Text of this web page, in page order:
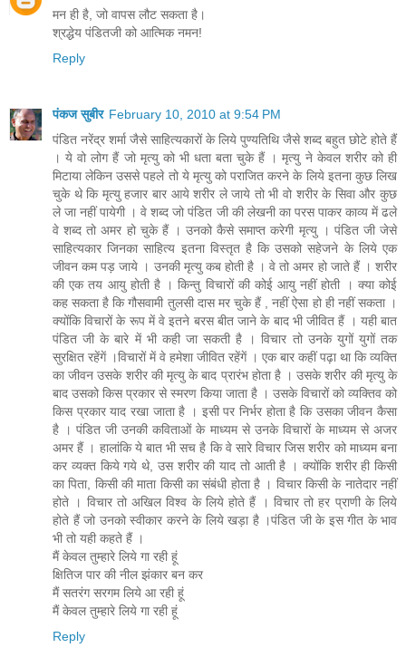
मन ही है, जो वापस लौट सकता है।
श्रद्धेय पंडितजी को आत्मिक नमन!
Reply
पंकज सुबीर February 10, 2010 at 9:54 PM
पंडित नरेंद्र शर्मा जैसे साहित्‍यकारों के लिये पुण्‍यतिथि जैसे शब्‍द बहुत छोटे होते हैं
। ये वो लोग हैं जो मृत्‍यु को भी धता बता चुके हैं । मृत्‍यु ने केवल शरीर को ही
मिटाया लेकिन उससे पहले तो ये मृत्‍यु को पराजित करने के लिये इतना कुछ लिख
चुके थे कि मृत्‍यु हजार बार आये शरीर ले जाये तो भी वो शरीर के सिवा और कुछ
ले जा नहीं पायेगी । वे शब्‍द जो पंडित जी की लेखनी का परस पाकर काव्‍य में ढले
वे शब्‍द तो अमर हो चुके हैं । उनको कैसे समाप्‍त करेगी मृत्‍यु । पंडित जी जेसे
साहित्‍यकार जिनका साहित्‍य इतना विस्‍तृत है कि उसको सहेजने के लिये एक
जीवन कम पड़ जाये । उनकी मृत्‍यु कब होती है । वे तो अमर हो जाते हैं । शरीर
की एक तय आयु होती है । किन्‍तु विचारों की कोई आयु नहीं होती । क्‍या कोई
कह सकता है कि गौसवामी तुलसी दास मर चुके हैं , नहीं ऐसा हो ही नहीं सकता ।
क्‍योंकि विचारों के रूप में वे इतने बरस बीत जाने के बाद भी जीवित हैं । यही बात
पंडित जी के बारे में भी कही जा सकती है । विचार तो उनके युगों युगों तक
सुरक्षित रहेंगें ।विचारों में वे हमेशा जीवित रहेंगें । एक बार कहीं पढ़ा था कि व्‍यक्ति
का जीवन उसके शरीर की मृत्‍यु के बाद प्रारंभ होता है । उसके शरीर की मृत्‍यु के
बाद उसको किस प्रकार से स्‍मरण किया जाता है । उसके विचारों को व्‍यक्तिव को
किस प्रकार याद रखा जाता है । इसी पर निर्भर होता है कि उसका जीवन कैसा
है । पंडित जी उनकी कविताओं के माध्‍यम से उनके विचारों के माध्‍यम से अजर
अमर हैं । हालांकि ये बात भी सच है कि वे सारे विचार जिस शरीर को माध्‍यम बना
कर व्‍यक्‍त किये गये थे, उस शरीर की याद तो आती है । क्‍योंकि शरीर ही किसी
का पिता, किसी की माता किसी का संबंधी होता है । विचार किसी के नातेदार नहीं
होते । विचार तो अखिल विश्‍व के लिये होते हैं । विचार तो हर प्राणी के लिये
होते हैं जो उनको स्‍वीकार करने के लिये खड़ा है ।पंडित जी के इस गीत के भाव
भी तो यही कहते हैं ।
मैं केवल तुम्‍हारे लिये गा रही हूं
क्षितिज पार की नील झंकार बन कर
मैं सतरंग सरगम लिये आ रही हूं
मैं केवल तुम्‍हारे लिये गा रही हूं
Reply